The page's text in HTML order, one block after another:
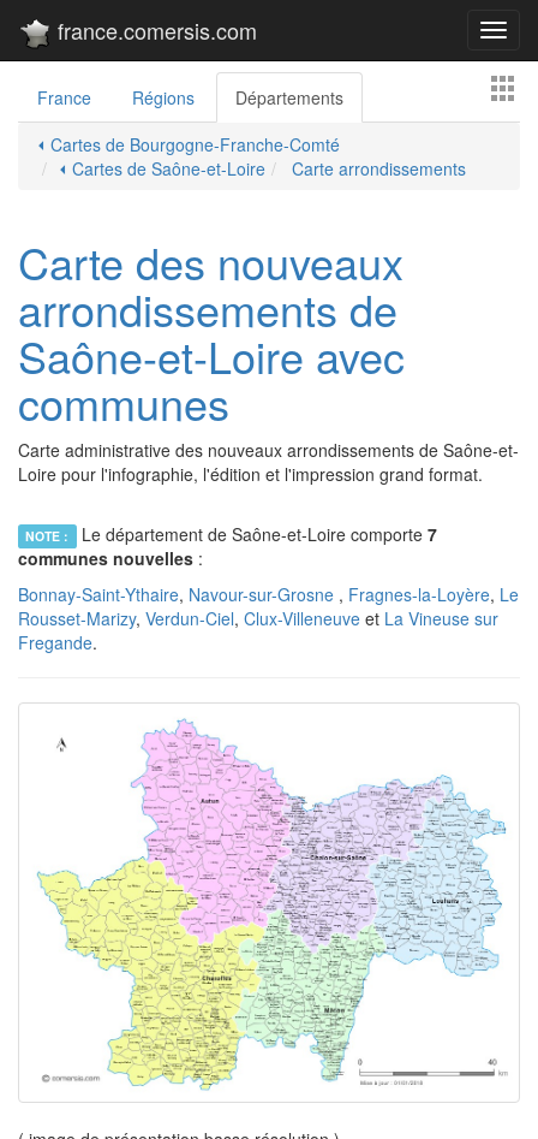
france.comersis.com
France Régions
Départements
⏴ Cartes de Bourgogne-Franche-Comté
⏴ Cartes de Saône-et-Loire
Carte arrondissements
Carte des nouveaux
arrondissements de
Saône-et-Loire avec
communes
Carte administrative des nouveaux arrondissements de Saône-et-
Loire pour l'infographie, l'édition et l'impression grand format.
NOTE : Le département de Saône-et-Loire comporte 7
communes nouvelles :
Bonnay-Saint-Ythaire, Navour-sur-Grosne , Fragnes-la-Loyère, Le
Rousset-Marizy, Verdun-Ciel, Clux-Villeneuve et La Vineuse sur
Fregande.